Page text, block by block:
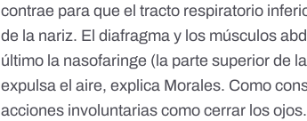
contrae para que el tracto respiratorio
de la nariz. El diafragma y los músculos
último la nasofaringe (la parte superior de
expulsa el aire, explica Morales. Como
acciones involuntarias como cerrar los ojos